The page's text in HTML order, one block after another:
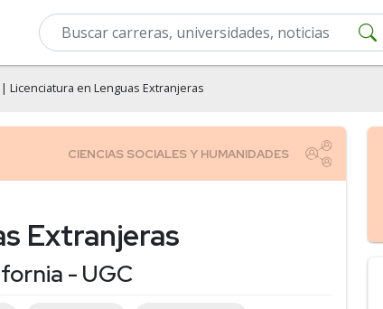
| Licenciatura en Lenguas Extranjeras
Extranjeras
- UGC